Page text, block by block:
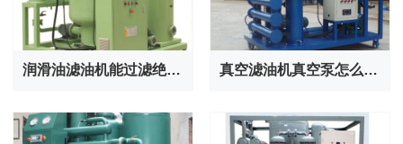
润滑油滤油机能过滤绝缘油吗？ 真空滤油机真空泵怎么保养？